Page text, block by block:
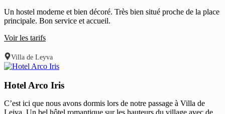
Un hostel moderne et bien décoré. Très bien situé proche de la place
principale. Bon service et accueil.
Voir les tarifs
Villa de Leyva
Hotel Arco Iris
C’est ici que nous avons dormis lors de notre passage à Villa de